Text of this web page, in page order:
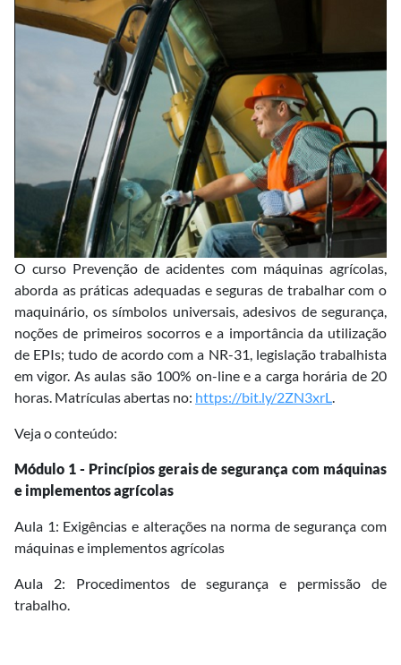
O curso Prevenção de acidentes com máquinas agrícolas,
aborda as práticas adequadas e seguras de trabalhar com o
maquinário, os símbolos universais, adesivos de segurança,
noções de primeiros socorros e a importância da utilização
de EPIs; tudo de acordo com a NR-31, legislação trabalhista
em vigor. As aulas são 100% on-line e a carga horária de 20
horas. Matrículas abertas no: https://bit.ly/2ZN3xrL.
Veja o conteúdo:
Módulo 1 - Princípios gerais de segurança com máquinas
e implementos agrícolas
Aula 1: Exigências e alterações na norma de segurança com
máquinas e implementos agrícolas
Aula 2: Procedimentos de segurança e permissão de
trabalho.